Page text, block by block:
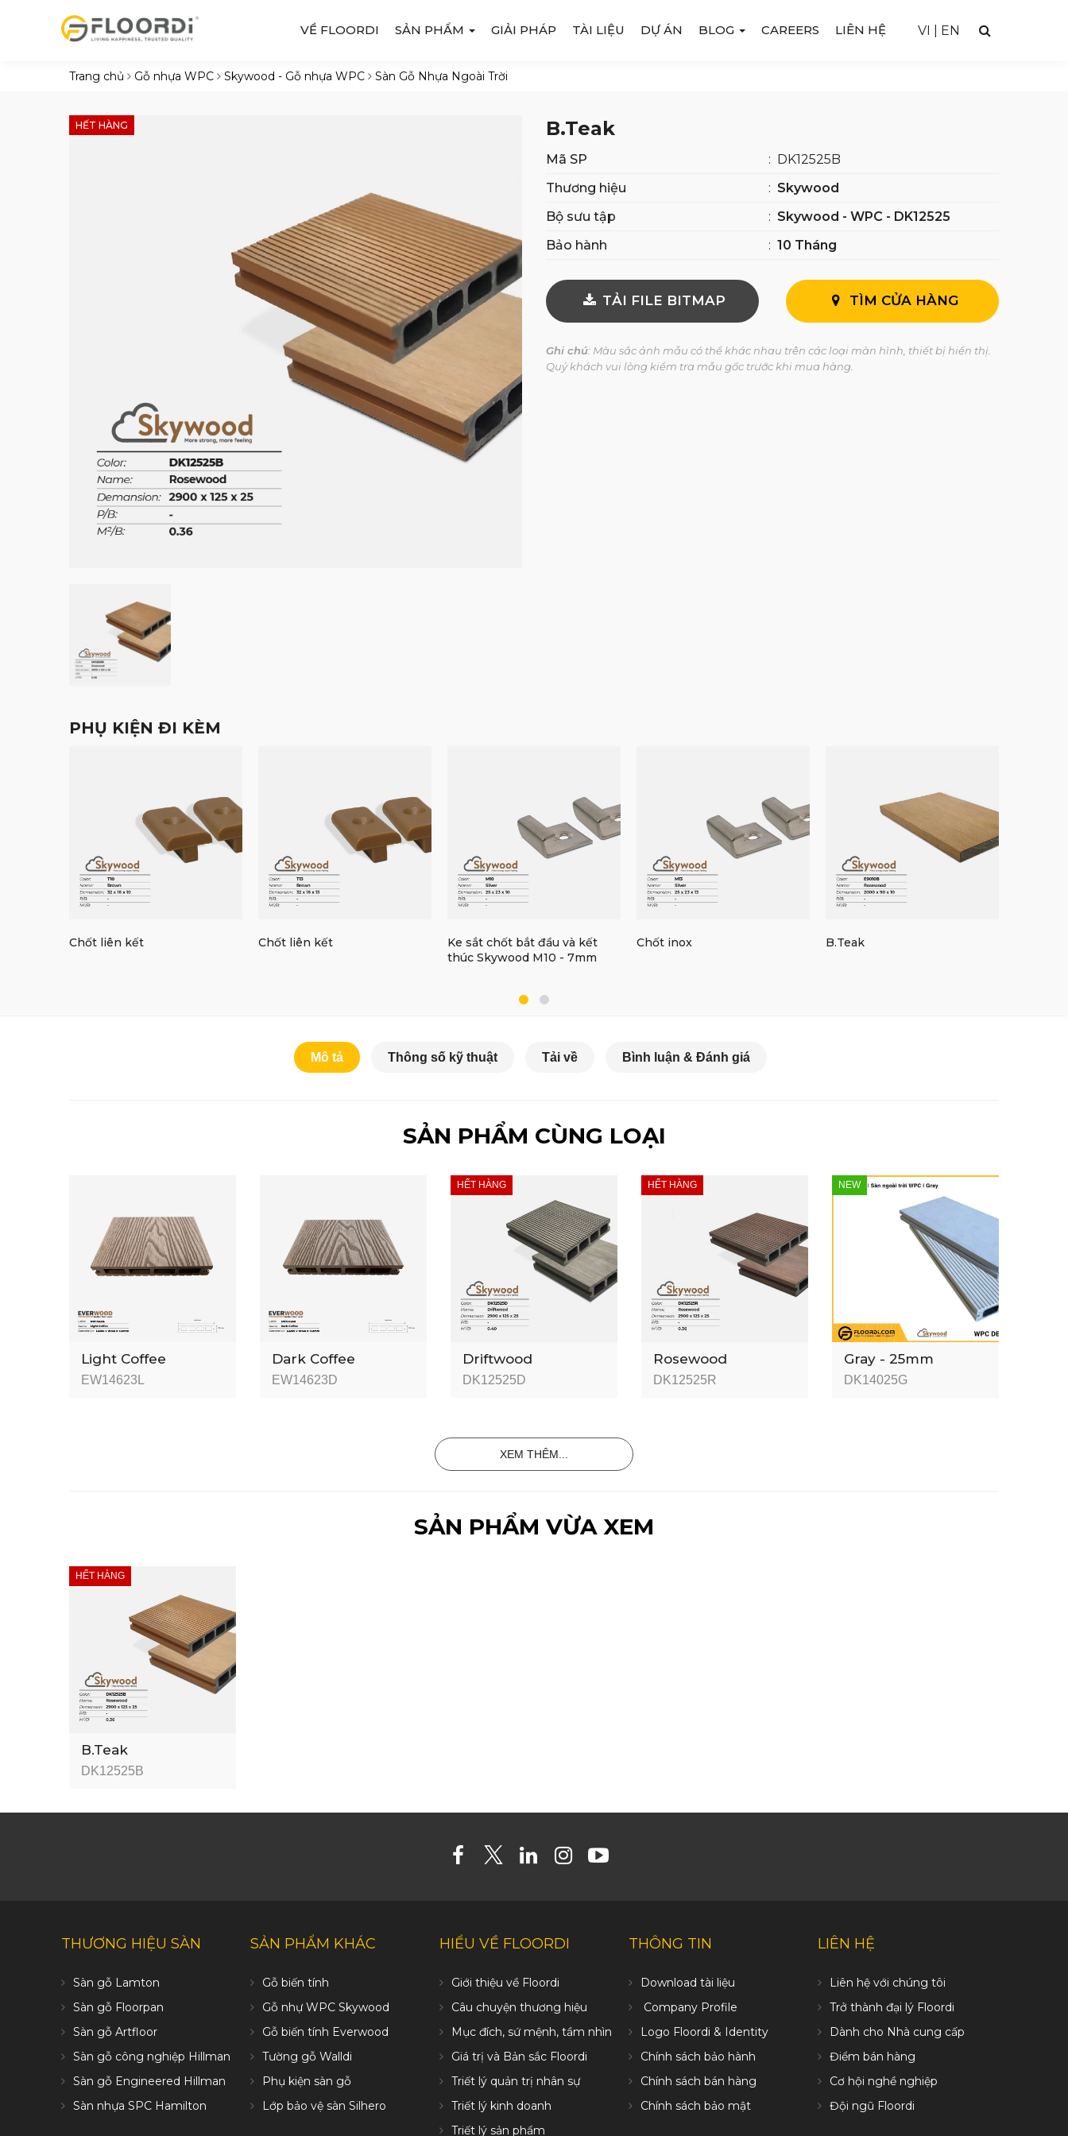
VI EN
VỀ FLOORDI SẢN PHẨM GIẢI PHÁP TÀI LIỆU DỰ ÁN BLOG CAREERS LIÊN HỆ
Trang chủ Gỗ nhựa WPC Skywood - Gỗ nhựa WPC Sàn Gỗ Nhựa Ngoài Trời
HẾT HÀNG B.Teak
Mã SP : DK12525B
Thương hiệu
: Skywood
Bộ sưu tập
: Skywood - WPC - DK12525
Bảo hành
: 10 Tháng
TẢI FILE BITMAP TÌM CỬA HÀNG
Ghi chú: Màu sắc ảnh mẫu có thể khác nhau trên các loại màn hình, thiết bị hiển thị.
Quý khách vui lòng kiểm tra mẫu gốc trước khi mua hàng.
PHỤ KIỆN ĐI KÈM
Chốt liên kết Chốt liên kết
Ke sắt chốt bắt đầu và kết
thúc Skywood M10 - 7mm
Chốt inox B.Teak
Mô tả Thông số kỹ thuật Tải về Bình luận & Đánh giá
SẢN PHẨM CÙNG LOẠI
Light Coffee
EW14623L
Dark Coffee
EW14623D
HẾT HÀNG
Driftwood
DK12525D
HẾT HÀNG
Rosewood
DK12525R
NEW
Gray - 25mm
DK14025G
XEM THÊM...
SẢN PHẨM VỪA XEM
HẾT HÀNG
B.Teak
DK12525B
THƯƠNG HIỆU SÀN
Sàn gỗ Lamton
Sàn gỗ Floorpan
Sàn gỗ Artfloor
Sàn gỗ công nghiệp Hillman
Sàn gỗ Engineered Hillman
Sàn nhựa SPC Hamilton
SẢN PHẨM KHÁC
Gỗ biến tính
Gỗ nhự WPC Skywood
Gỗ biến tính Everwood
Tường gỗ Walldi
Phụ kiện sàn gỗ
Lớp bảo vệ sàn Silhero
HIỂU VỀ FLOORDI
Giới thiệu về Floordi
Câu chuyện thương hiệu
Mục đích, sứ mệnh, tầm nhìn
Giá trị và Bản sắc Floordi
Triết lý quản trị nhân sự
Triết lý kinh doanh
Triết lý sản phẩm
THÔNG TIN
Download tài liệu
Company Profile
Logo Floordi & Identity
Chính sách bảo hành
Chính sách bán hàng
Chính sách bảo mật
LIÊN HỆ
Liên hệ với chúng tôi
Trở thành đại lý Floordi
Dành cho Nhà cung cấp
Điểm bán hàng
Cơ hội nghề nghiệp
Đội ngũ Floordi